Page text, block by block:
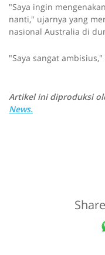
"Saya ingin
nanti," ujarnya yang
nasional Australia di
"Saya sangat
Artikel ini diproduksi
News.